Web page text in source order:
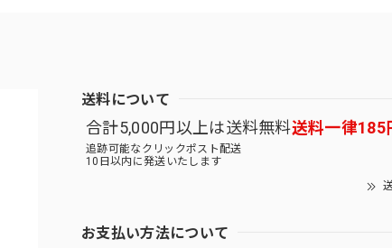
送料について
合計5,000円以上は送料無料送料一律185
追跡可能なクリックポスト配送
10日以内に発送いたします
お支払い方法について